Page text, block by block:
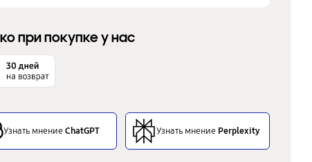
при покупке у нас
Узнать мнениеChatGPT Узнать мнение Perplexity